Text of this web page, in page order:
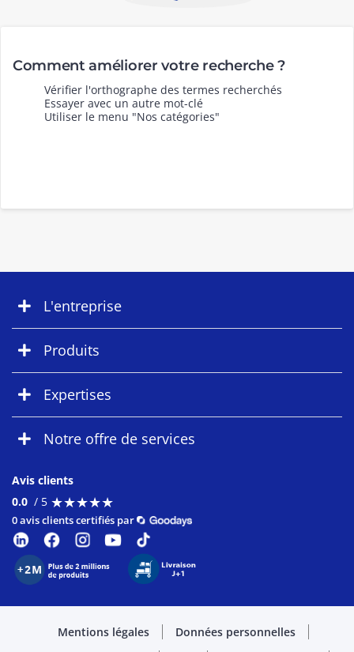
Comment améliorer votre recherche ?
Vérifier l'orthographe des termes recherchés
Essayer avec un autre mot-clé
Utiliser le menu "Nos catégories"
L'entreprise
Produits
Expertises
Notre offre de services
Avis clients
0.0 / 5 ★★★★★
★★★★★
0 avis clients certifiés par
Mentions légales
Données personnelles